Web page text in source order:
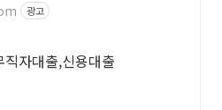
광고
자대출,신용대출